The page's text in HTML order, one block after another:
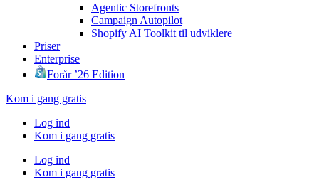
Agentic Storefronts
Campaign Autopilot
Shopify AI Toolkit til udviklere
Priser
Enterprise
Forår ’26 Edition
Kom i gang gratis
Log ind
Kom i gang gratis
Log ind
Kom i gang gratis